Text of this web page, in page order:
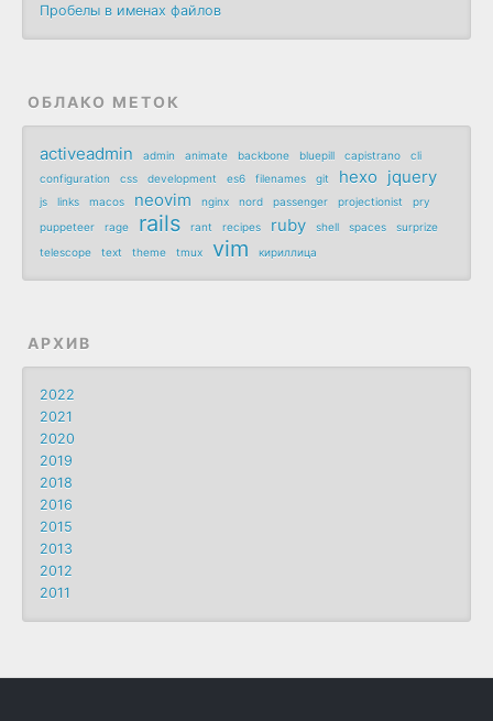
Пробелы в именах файлов
ОБЛАКО МЕТОК
activeadmin admin animate backbone bluepill capistrano
cli
configuration
css development es6 filenames git hexo jquery
js links macos neovim nginx nord passenger projectionist
pry
puppeteer
rage rails rant recipes ruby shell spaces
surprize
telescope
text theme tmux vim кириллица
АРХИВ
2022
2021
2020
2019
2018
2016
2015
2013
2012
2011